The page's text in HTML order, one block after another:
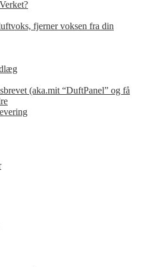
fjerner voksen fra din
(aka.mit “DuftPanel” og få